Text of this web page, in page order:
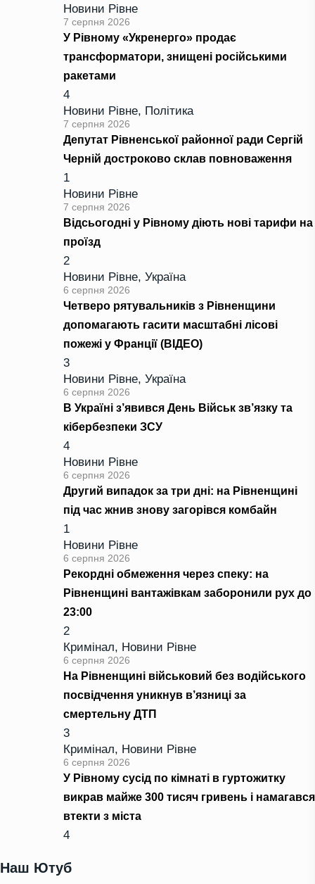
Новини Рівне
7 серпня 2026
У Рівному «Укренерго» продає
трансформатори, знищені російськими
ракетами
4
Новини Рівне, Політика
7 серпня 2026
Депутат Рівненської районної ради Сергій
Черній достроково склав повноваження
1
Новини Рівне
7 серпня 2026
Відсьогодні у Рівному діють нові тарифи на
проїзд
2
Новини Рівне, Україна
6 серпня 2026
Четверо рятувальників з Рівненщини
допомагають гасити масштабні лісові
пожежі у Франції (ВІДЕО)
3
Новини Рівне, Україна
6 серпня 2026
В Україні з’явився День Військ зв’язку та
кібербезпеки ЗСУ
4
Новини Рівне
6 серпня 2026
Другий випадок за три дні: на Рівненщині
під час жнив знову загорівся комбайн
1
Новини Рівне
6 серпня 2026
Рекордні обмеження через спеку: на
Рівненщині вантажівкам заборонили рух до
23:00
2
Кримінал, Новини Рівне
6 серпня 2026
На Рівненщині військовий без водійського
посвідчення уникнув в’язниці за
смертельну ДТП
3
Кримінал, Новини Рівне
6 серпня 2026
У Рівному сусід по кімнаті в гуртожитку
викрав майже 300 тисяч гривень і намагався
втекти з міста
4
Наш Ютуб